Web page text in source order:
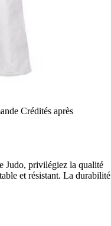
Crédités après
Judo, privilégiez la qualité
et résistant. La durabilité